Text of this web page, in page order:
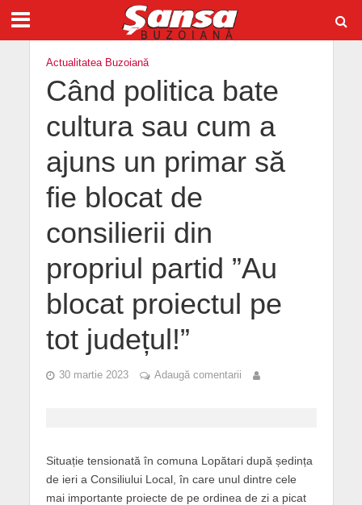
Actualitatea Buzoiană
Când politica bate
cultura sau cum a
ajuns un primar să
fie blocat de
consilierii din
propriul partid ”Au
blocat proiectul pe
tot județul!”
30 martie 2023 Adaugă comentarii
Situație tensionată în comuna Lopătari după ședința
de ieri a Consiliului Local, în care unul dintre cele
mai importante proiecte de pe ordinea de zi a picat